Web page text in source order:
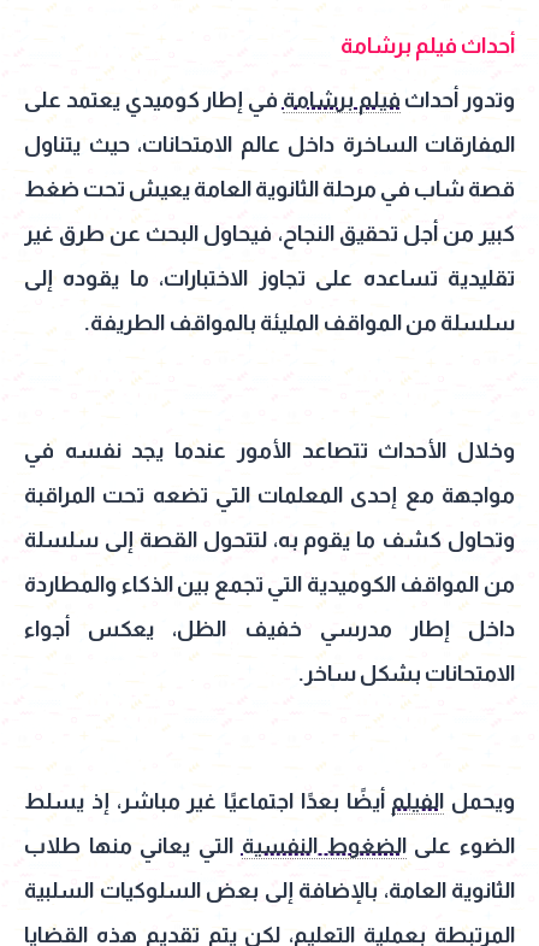
أحداث فيلم برشامة
وتدور أحداث فيلم برشامة في إطار كوميدي يعتمد على
المفارقات الساخرة داخل عالم الامتحانات، حيث يتناول
قصة شاب في مرحلة الثانوية العامة يعيش تحت ضغط
كبير من أجل تحقيق النجاح، فيحاول البحث عن طرق غير
تقليدية تساعده على تجاوز الاختبارات، ما يقوده إلى
سلسلة من المواقف المليئة بالمواقف الطريفة.
وخلال الأحداث تتصاعد الأمور عندما يجد نفسه في
مواجهة مع إحدى المعلمات التي تضعه تحت المراقبة
وتحاول كشف ما يقوم به، لتتحول القصة إلى سلسلة
من المواقف الكوميدية التي تجمع بين الذكاء والمطاردة
داخل إطار مدرسي خفيف الظل، يعكس أجواء
الامتحانات بشكل ساخر.
ويحمل الفيلم أيضًا بعدًا اجتماعيًا غير مباشر، إذ يسلط
الضوء علىالضغوط النفسية التي يعاني منها طلاب
الثانوية العامة، بالإضافة إلى بعض السلوكيات السلبية
المرتبطة بعملية التعليم، لكن يتم تقديم هذه القضايا